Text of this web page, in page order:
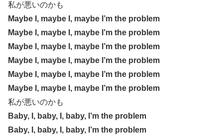
私が悪いのかも
Maybe I, maybe I, maybe I’m the problem
Maybe I, maybe I, maybe I’m the problem
Maybe I, maybe I, maybe I’m the problem
Maybe I, maybe I, maybe I’m the problem
Maybe I, maybe I, maybe I’m the problem
Maybe I, maybe I, maybe I’m the problem
私が悪いのかも
Baby, I, baby, I, baby, I’m the problem
Baby, I, baby, I, baby, I’m the problem